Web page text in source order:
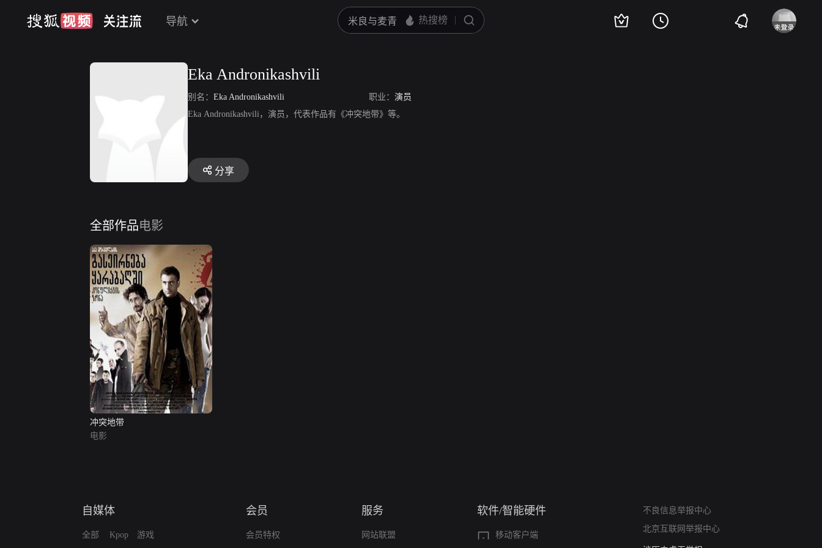
导航
Eka Andronikashvili
别名： Eka Andronikashvili 职业： 演员
Eka Andronikashvili，演员，代表作品有《冲突地带》等。
分享
全部作品电影
冲突地带
电影
自媒体
全部 Kpop 游戏
会员
会员特权
服务
网站联盟
软件/智能硬件
移动客户端
不良信息举报中心
北京互联网举报中心
亚运会举报专区